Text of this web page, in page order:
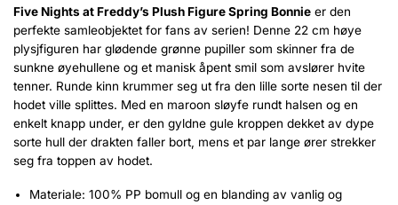
Five Nights at Freddy’s Plush Figure Spring Bonnie er den
perfekte samleobjektet for fans av serien! Denne 22 cm høye
plysjfiguren har glødende grønne pupiller som skinner fra de
sunkne øyehullene og et manisk åpent smil som avslører hvite
tenner. Runde kinn krummer seg ut fra den lille sorte nesen til der
hodet ville splittes. Med en maroon sløyfe rundt halsen og en
enkelt knapp under, er den gyldne gule kroppen dekket av dype
sorte hull der drakten faller bort, mens et par lange ører strekker
seg fra toppen av hodet.
Materiale: 100% PP bomull og en blanding av vanlig og